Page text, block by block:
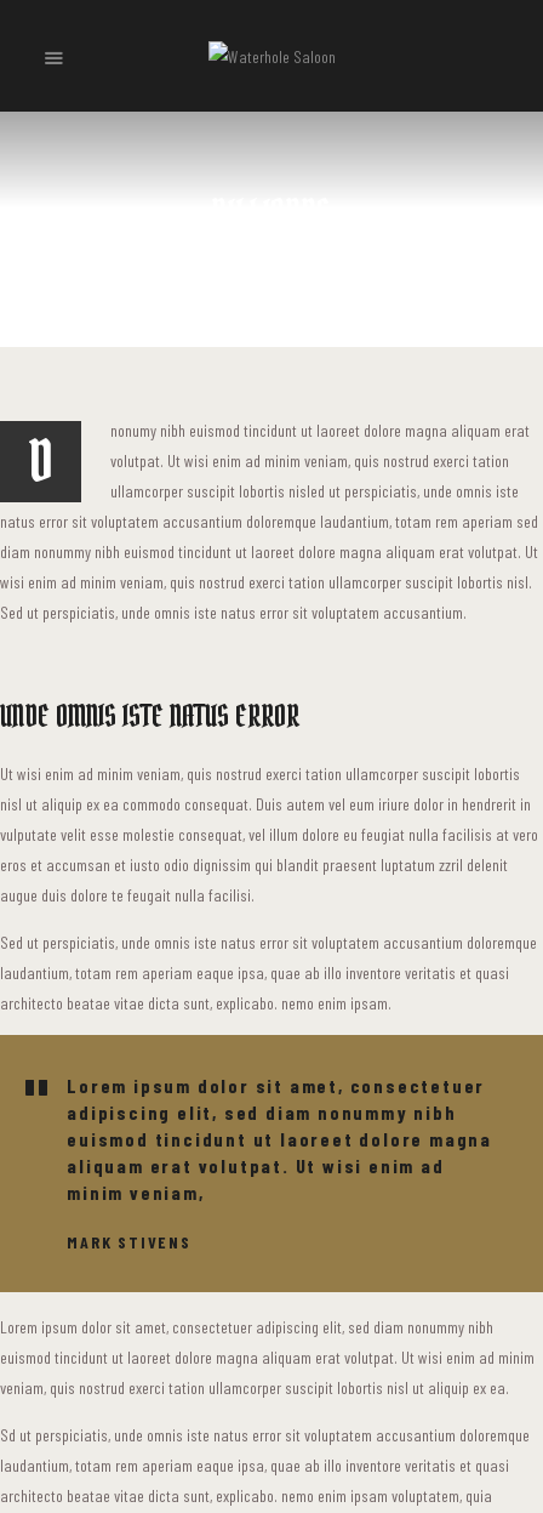
D
nonumy nibh euismod tincidunt ut laoreet dolore magna aliquam erat
volutpat. Ut wisi enim ad minim veniam, quis nostrud exerci tation
ullamcorper suscipit lobortis nisled ut perspiciatis, unde omnis iste
natus error sit voluptatem accusantium doloremque laudantium, totam rem aperiam sed
diam nonummy nibh euismod tincidunt ut laoreet dolore magna aliquam erat volutpat. Ut
wisi enim ad minim veniam, quis nostrud exerci tation ullamcorper suscipit lobortis nisl.
Sed ut perspiciatis, unde omnis iste natus error sit voluptatem accusantium.
UNDE OMNIS ISTE NATUS ERROR
Ut wisi enim ad minim veniam, quis nostrud exerci tation ullamcorper suscipit lobortis
nisl ut aliquip ex ea commodo consequat. Duis autem vel eum iriure dolor in hendrerit in
vulputate velit esse molestie consequat, vel illum dolore eu feugiat nulla facilisis at vero
eros et accumsan et iusto odio dignissim qui blandit praesent luptatum zzril delenit
augue duis dolore te feugait nulla facilisi.
Sed ut perspiciatis, unde omnis iste natus error sit voluptatem accusantium doloremque
laudantium, totam rem aperiam eaque ipsa, quae ab illo inventore veritatis et quasi
architecto beatae vitae dicta sunt, explicabo. nemo enim ipsam.
Lorem ipsum dolor sit amet, consectetuer
adipiscing elit, sed diam nonummy nibh
euismod tincidunt ut laoreet dolore magna
aliquam erat volutpat. Ut wisi enim ad
minim veniam,
MARK STIVENS
Lorem ipsum dolor sit amet, consectetuer adipiscing elit, sed diam nonummy nibh
euismod tincidunt ut laoreet dolore magna aliquam erat volutpat. Ut wisi enim ad minim
veniam, quis nostrud exerci tation ullamcorper suscipit lobortis nisl ut aliquip ex ea.
Sd ut perspiciatis, unde omnis iste natus error sit voluptatem accusantium doloremque
laudantium, totam rem aperiam eaque ipsa, quae ab illo inventore veritatis et quasi
architecto beatae vitae dicta sunt, explicabo. nemo enim ipsam voluptatem, quia